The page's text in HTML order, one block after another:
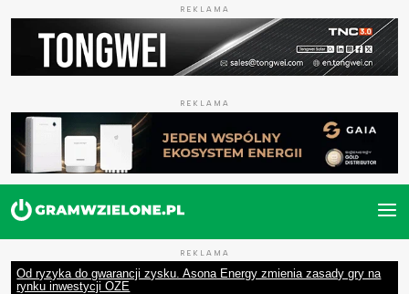
REKLAMA
REKLAMA
REKLAMA
Od ryzyka do gwarancji zysku. Asona Energy zmienia zasady gry na
rynku inwestycji OZE